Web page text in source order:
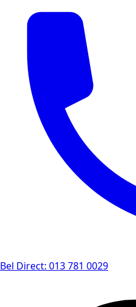
Bel Direct: 013 781 0029